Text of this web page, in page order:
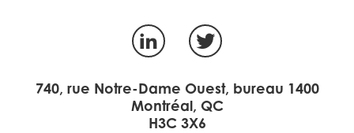
LinkedInTwitter
740, rue Notre-Dame Ouest, bureau 1400
Montréal, QC
H3C 3X6